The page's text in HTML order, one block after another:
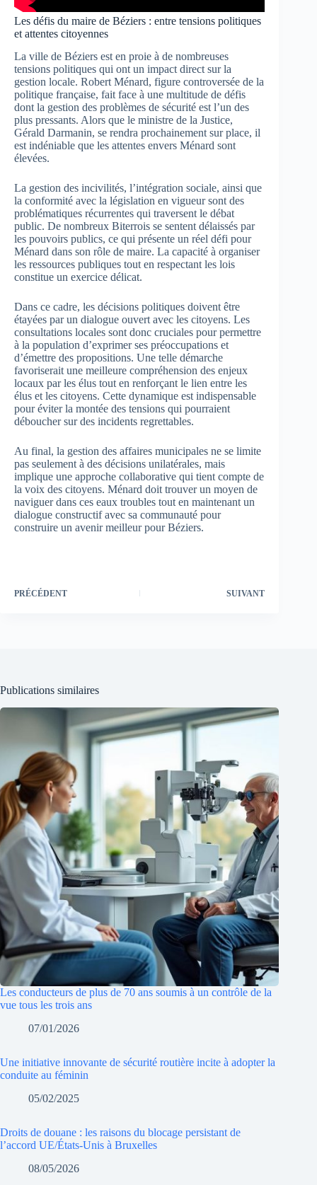
Les défis du maire de Béziers : entre tensions politiques
et attentes citoyennes
La ville de Béziers est en proie à de nombreuses
tensions politiques qui ont un impact direct sur la
gestion locale. Robert Ménard, figure controversée de la
politique française, fait face à une multitude de défis
dont la gestion des problèmes de sécurité est l’un des
plus pressants. Alors que le ministre de la Justice,
Gérald Darmanin, se rendra prochainement sur place, il
est indéniable que les attentes envers Ménard sont
élevées.
La gestion des incivilités, l’intégration sociale, ainsi que
la conformité avec la législation en vigueur sont des
problématiques récurrentes qui traversent le débat
public. De nombreux Biterrois se sentent délaissés par
les pouvoirs publics, ce qui présente un réel défi pour
Ménard dans son rôle de maire. La capacité à organiser
les ressources publiques tout en respectant les lois
constitue un exercice délicat.
Dans ce cadre, les décisions politiques doivent être
étayées par un dialogue ouvert avec les citoyens. Les
consultations locales sont donc cruciales pour permettre
à la population d’exprimer ses préoccupations et
d’émettre des propositions. Une telle démarche
favoriserait une meilleure compréhension des enjeux
locaux par les élus tout en renforçant le lien entre les
élus et les citoyens. Cette dynamique est indispensable
pour éviter la montée des tensions qui pourraient
déboucher sur des incidents regrettables.
Au final, la gestion des affaires municipales ne se limite
pas seulement à des décisions unilatérales, mais
implique une approche collaborative qui tient compte de
la voix des citoyens. Ménard doit trouver un moyen de
naviguer dans ces eaux troubles tout en maintenant un
dialogue constructif avec sa communauté pour
construire un avenir meilleur pour Béziers.
PRÉCÉDENT SUIVANT
Publications similaires
Les conducteurs de plus de 70 ans soumis à un contrôle de la
vue tous les trois ans
07/01/2026
Une initiative innovante de sécurité routière incite à adopter la
conduite au féminin
05/02/2025
Droits de douane : les raisons du blocage persistant de
l’accord UE/États-Unis à Bruxelles
08/05/2026